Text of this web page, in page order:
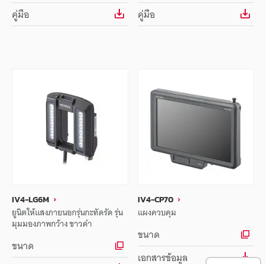
คู่มือ
คู่มือ
IV4-LG6M
ยูนิตให้แสงภายนอกรุ่นกะทัดรัด รุ่น
มุมมองภาพกว้าง ขาวดำ
ขนาด
IV4-CP70
แผงควบคุม
ขนาด
เอกสารข้อมูล